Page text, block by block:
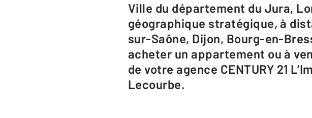
Ville du département du Jura, Lons-le-Saunier bénéficie d’une situation
géographique stratégique, à
sur-Saône, Dijon, Bourg-en-
acheter un appartement ou à
de votre agence CENTURY 21
Lecourbe.